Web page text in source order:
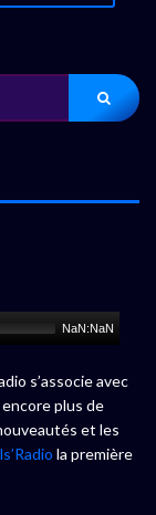
NaN:NaN
s’associe avec
plus de
et les
la première